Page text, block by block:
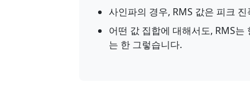
사인파의 경우, RMS 값은 피크
어떤 값 집합에 대해서도, RMS
는 한 그렇습니다.